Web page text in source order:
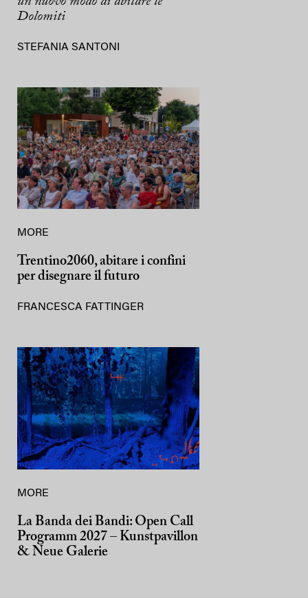
Dolomiti
STEFANIA SANTONI
MORE
Trentino2060, abitare i confini
per disegnare il futuro
FRANCESCA FATTINGER
MORE
La Banda dei Bandi: Open Call
Programm 2027 – Kunstpavillon
& Neue Galerie